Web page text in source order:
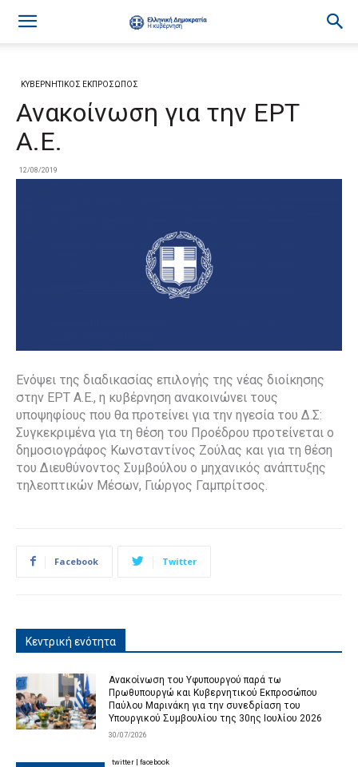
ΚΥΒΕΡΝΗΤΙΚΟΣ ΕΚΠΡΟΣΩΠΟΣ
Ανακοίνωση για την ΕΡΤ
Α.Ε.
12/08/2019
Ενόψει της διαδικασίας επιλογής της νέας διοίκησης
στην ΕΡΤ Α.Ε., η κυβέρνηση ανακοινώνει τους
υποψηφίους που θα προτείνει για την ηγεσία του Δ.Σ:
Συγκεκριμένα για τη θέση του Προέδρου προτείνεται ο
δημοσιογράφος Κωνσταντίνος Ζούλας και για τη θέση
του Διευθύνοντος Συμβούλου ο μηχανικός ανάπτυξης
τηλεοπτικών Μέσων, Γιώργος Γαμπρίτσος.
Facebook Twitter
Κεντρική ενότητα
Ανακοίνωση του Υφυπουργού παρά τω
Πρωθυπουργώ και Κυβερνητικού Εκπροσώπου
Παύλου Μαρινάκη για την συνεδρίαση του
Υπουργικού Συμβουλίου της 30ης Ιουλίου 2026
30/07/2026
twitter facebook